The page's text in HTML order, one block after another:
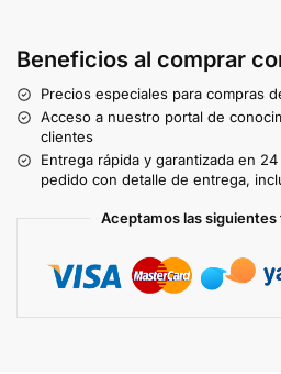
Beneficios al comprar
Precios especiales para compras
Acceso a nuestro portal de
clientes
Entrega rápida y garantizada en
pedido con detalle de entrega,
Aceptamos las siguientes